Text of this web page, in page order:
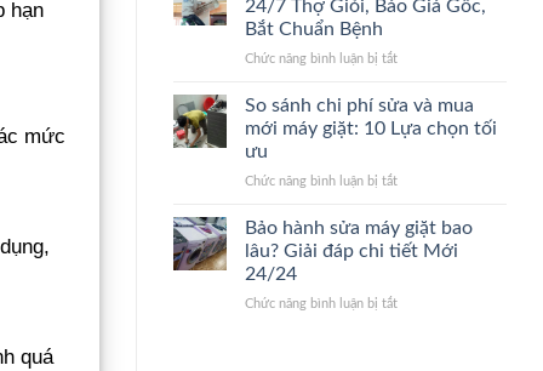
hạn
mức
quá
Bệnh,
Gốc
Đình
Thợ
Giỏi,
Báo
Gốc,
Dứt
Điểm
24/7 Thợ Giỏi, Báo Giá Gốc,
Bắt Chuẩn Bệnh
Chức năng bình luận bị tắtở
Điều
Quận
Giấy
Thợ
Giỏi,
Gốc,
So sánh chi phí sửa và mua
mới máy giặt: 10 Lựa chọn tối
ưu
Chức năng bình luận bị tắtở
sánh
chi
và
Bảo hành sửa máy giặt bao
lâu? Giải đáp chi tiết Mới
24/24
Chức năng bình luận bị tắtở